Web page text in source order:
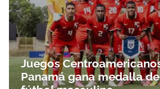
Juegos
Panamá gana medalla